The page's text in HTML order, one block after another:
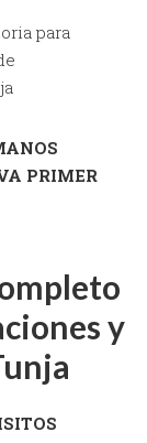
para
PRIMER
y